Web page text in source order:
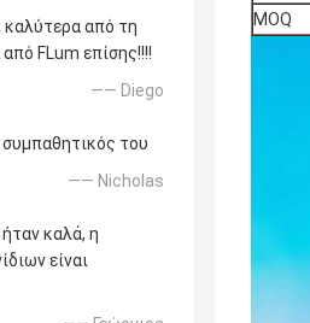
καλύτερα από τη
FLum επίσης!!!!
—— Diego
του
—— Nicholas
καλά, η
είναι
MOQ